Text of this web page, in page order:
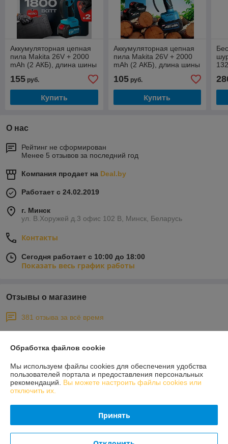
Аккумуляторная цепная
пила Makita 26V + 2000
mAh (2 АКБ), длина шины
155 руб.
Купить
Аккумуляторная цепная
пила Makita 26V + 2000
mAh (2 АКБ), длина шины
105руб.
Купить
О нас
Рейтинг не сформирован
Менее 5 отзывов за последний год
Компания продает на Deal.by
Работает с 24.02.2019
г. Минск
ул. В.Хоружей д.3 офис 102 В, Минск, Беларусь
Контакты
Сегодня работает с 10:00 до 18:00
Показать весь график работы
Отзывы о магазине
381 отзыва за всё время
29.06.2026
Покупатель
Сделка подтверждена через корзину
Показать все отзывы
Обработка файлов cookie
Мы используем файлы cookies для обеспечения удобства
пользователей портала и предоставления персональных
рекомендаций. Вы можете настроить файлы cookies или
отключить их.
Принять